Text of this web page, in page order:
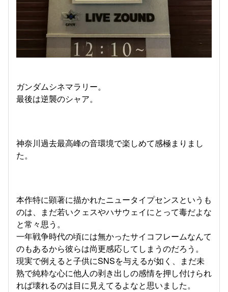
ガンダムシネマラリー。
最後は逆襲のシャア。
神奈川過去最高峰の音環境で楽しめて感極まりまし
た。
本作特に顕著に描かれたニュータイプセンスというも
のは、まだ若いクェスやハサウェイにとって毒だよな
と常々思う。
一年戦争時代の頃には無かったサイコフレームなんて
のもあるから彼らは尚更感応してしまうのだろう。
現実で例えると子供にSNSを与えるが如く、まだ未
熟で純粋な心に他人の剥き出しの感情を押し付けられ
れば壊れるのは目に見えてるよなと思いました。